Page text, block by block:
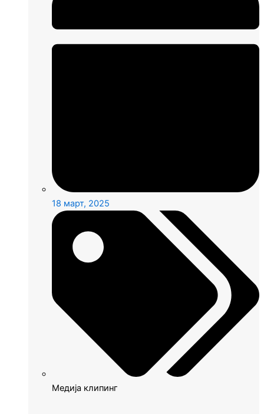
18 март, 2025
Медија клипинг